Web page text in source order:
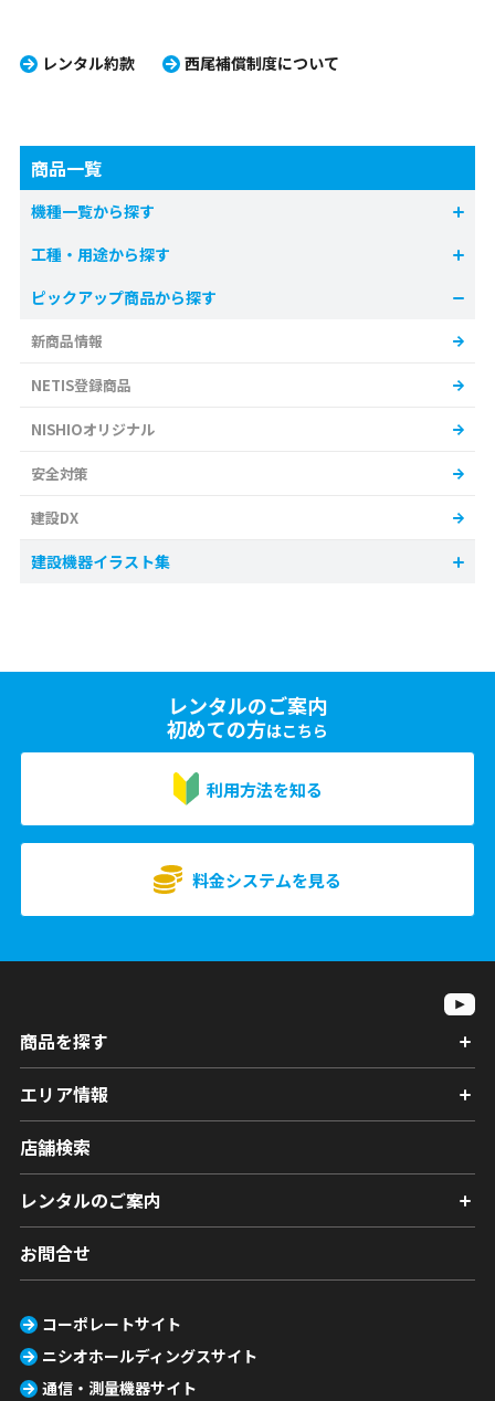
レンタル約款 西尾補償制度について
商品一覧
機種一覧から探す
工種・用途から探す
ピックアップ商品から探す
新商品情報
NETIS登録商品
NISHIOオリジナル
安全対策
建設DX
建設機器イラスト集
レンタルのご案内
初めての方はこちら
利用方法を知る
料金システムを見る
商品を探す
エリア情報
店舗検索
レンタルのご案内
お問合せ
コーポレートサイト
ニシオホールディングスサイト
通信・測量機器サイト